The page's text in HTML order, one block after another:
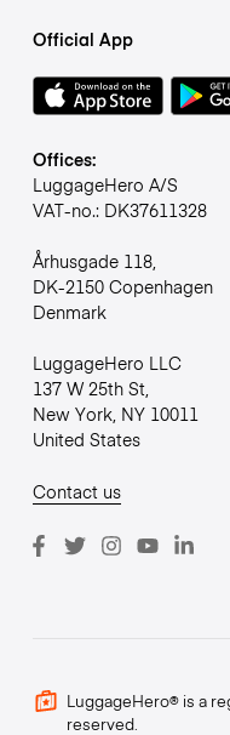
Official App
Offices:
LuggageHero A/S
VAT-no.: DK37611328
Århusgade 118,
DK-2150 Copenhagen
Denmark
LuggageHero LLC
137 W 25th St,
New York, NY 10011
United States
Contact us
LuggageHero® is a
reserved.